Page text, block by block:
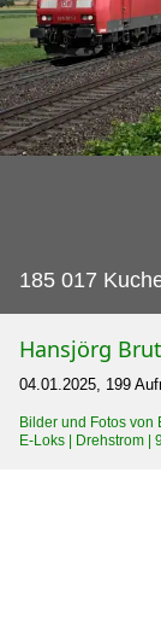
185 017
Hansjörg
04.01.2025, 199
Bilder und Fotos von
E-Loks | Drehstrom |